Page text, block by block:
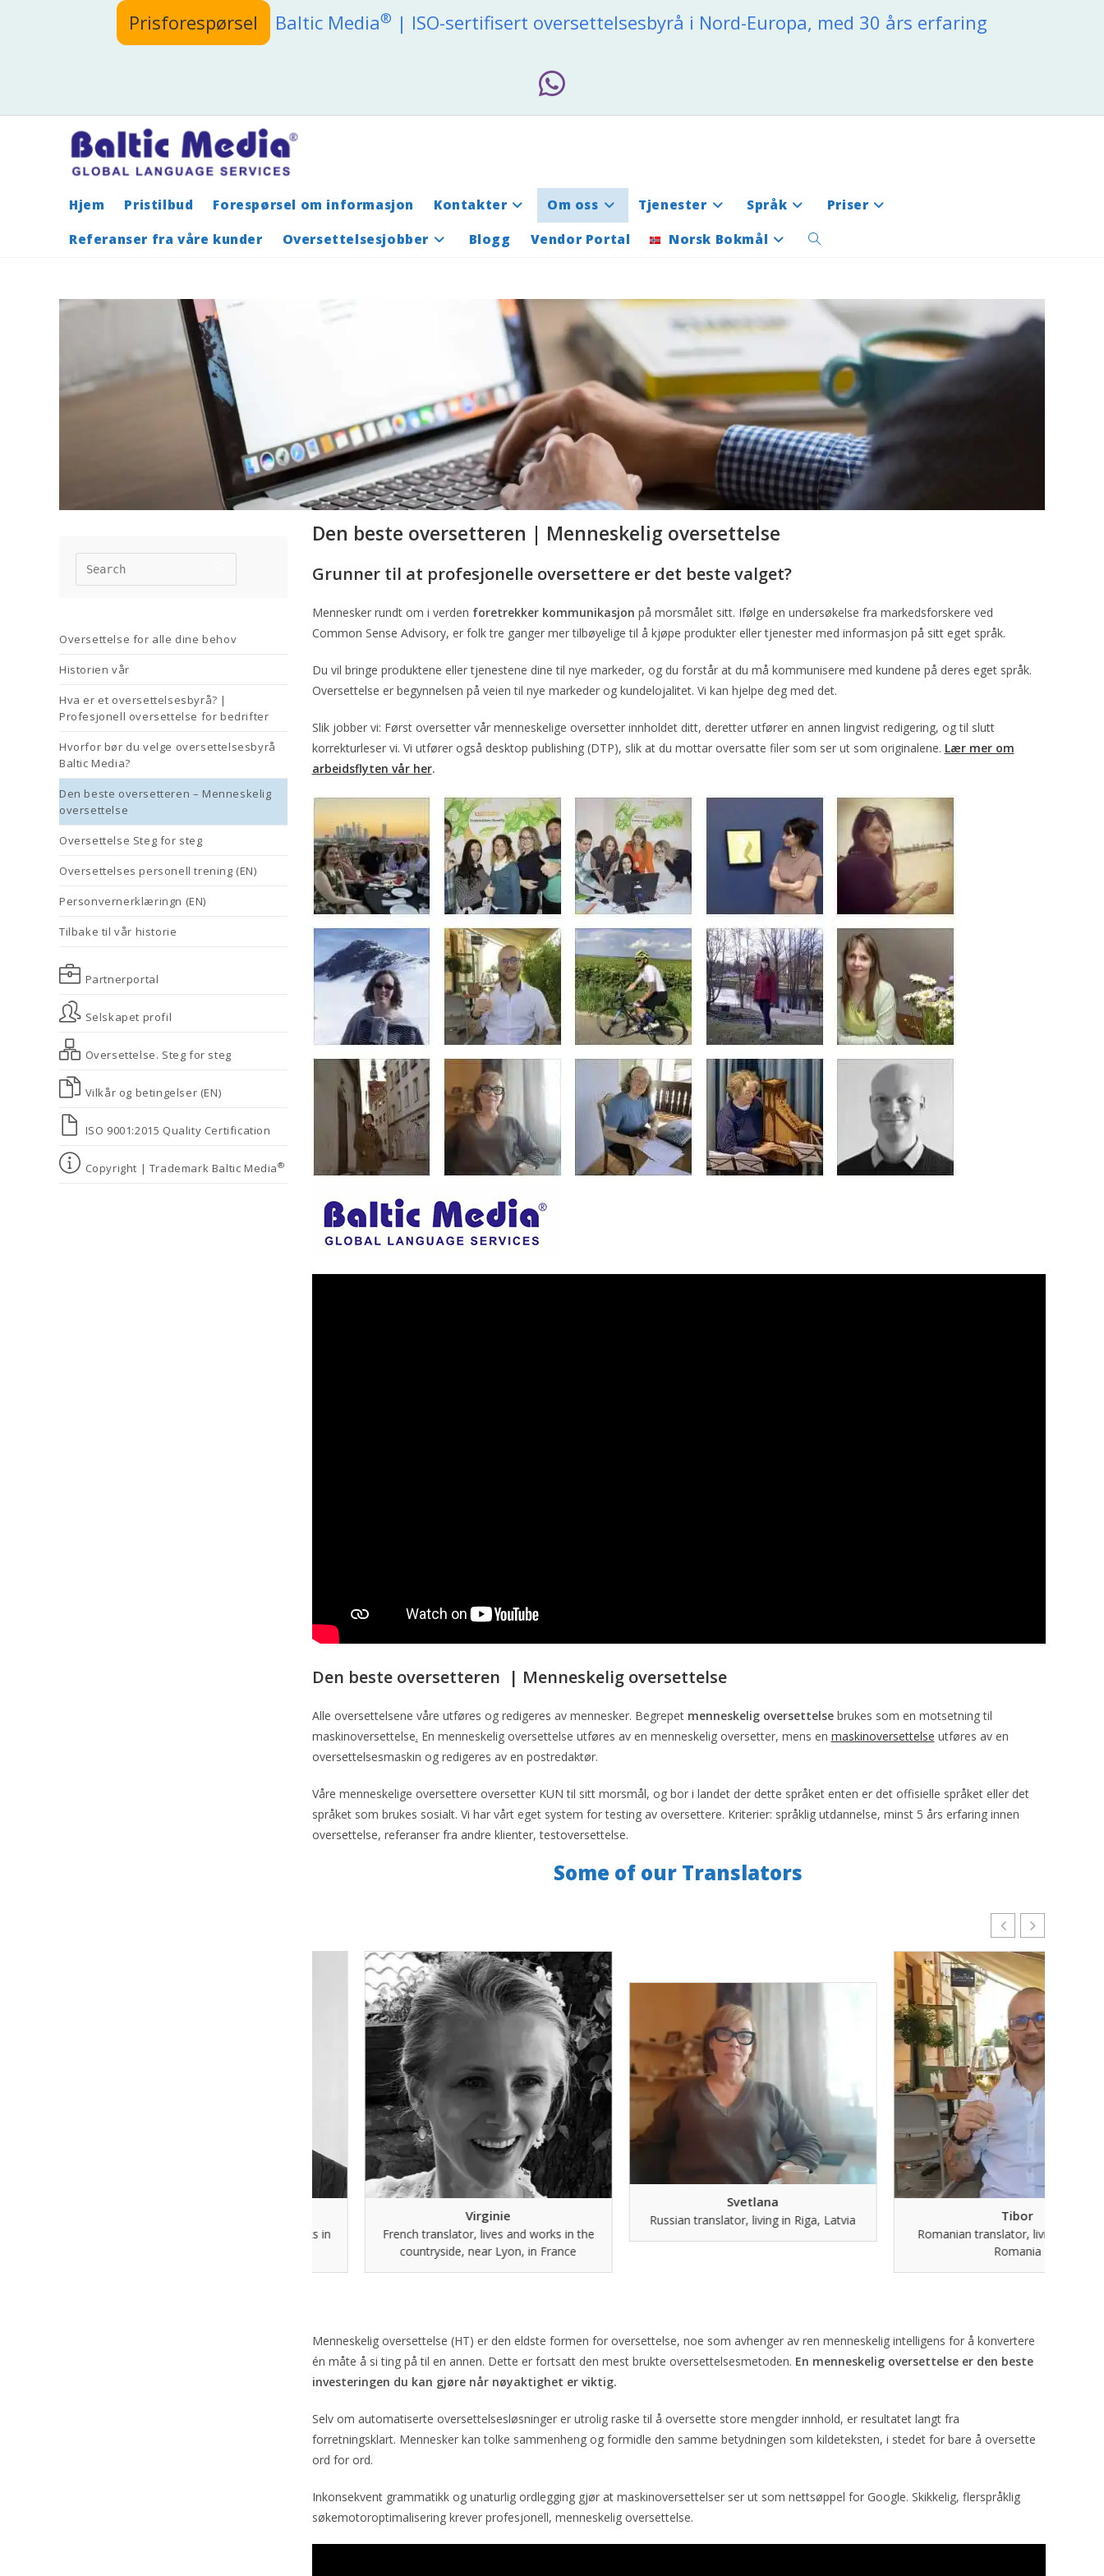
Prisforespørsel Baltic Media® | ISO-sertifisert oversettelsesbyrå i Nord-Europa, med 30 års erfaring
Hjem Pristilbud Forespørsel om informasjon Kontakter Om oss Tjenester Språk
Priser
Referanser fra våre kunder
Oversettelsesjobber Blogg Vendor Portal Norsk Bokmål Toggle
search
Oversettelse for alle dine behov
Historien vår
Hva er et oversettelsesbyrå? |
Profesjonell oversettelse for bedrifter
Hvorfor bør du velge oversettelsesbyrå
Baltic Media?
Den beste oversetteren – Menneskelig
oversettelse
Oversettelse Steg for steg
Oversettelses personell trening (EN)
Personvernerklæringn (EN)
Tilbake til vår historie
Partnerportal
Selskapet profil
Oversettelse. Steg for steg
Vilkår og betingelser (EN)
ISO 9001:2015 Quality Certification
Copyright | Trademark Baltic Media®
Den beste oversetteren | Menneskelig oversettelse
Grunner til at profesjonelle oversettere er det beste valget?
Mennesker rundt om i verden foretrekker kommunikasjon på morsmålet sitt. Ifølge en undersøkelse fra markedsforskere ved
Common Sense Advisory, er folk tre ganger mer tilbøyelige til å kjøpe produkter eller tjenester med informasjon på sitt eget språk.
Du vil bringe produktene eller tjenestene dine til nye markeder, og du forstår at du må kommunisere med kundene på deres eget språk.
Oversettelse er begynnelsen på veien til nye markeder og kundelojalitet. Vi kan hjelpe deg med det.
Slik jobber vi: Først oversetter vår menneskelige oversetter innholdet ditt, deretter utfører en annen lingvist redigering, og til slutt
korrekturleser vi. Vi utfører også desktop publishing (DTP), slik at du mottar oversatte filer som ser ut som originalene. Lær mer om
arbeidsflyten vår her.
Den beste oversetteren | Menneskelig oversettelse
Alle oversettelsene våre utføres og redigeres av mennesker. Begrepet menneskelig oversettelsebrukes som en motsetning til
maskinoversettelse. En menneskelig oversettelse utføres av en menneskelig oversetter, mens en maskinoversettelse utføres av en
oversettelsesmaskin og redigeres av en postredaktør.
Våre menneskelige oversettere oversetter KUN til sitt morsmål, og bor i landet der dette språket enten er det offisielle språket eller det
språket som brukes sosialt. Vi har vårt eget system for testing av oversettere. Kriterier: språklig utdannelse, minst 5 års erfaring innen
oversettelse, referanser fra andre klienter, testoversettelse.
Some of our Translators
French translator, lives and works in the
countryside, near Lyon, in France
Russian translator, living in Riga, Latvia
Romanian translator, living in Oradea,
Menneskelig oversettelse (HT) er den eldste formen for oversettelse, noe som avhenger av ren menneskelig intelligens for å konvertere
én måte å si ting på til en annen. Dette er fortsatt den mest brukte oversettelsesmetoden. En menneskelig oversettelse er den beste
investeringen du kan gjøre når nøyaktighet er viktig.
Selv om automatiserte oversettelsesløsninger er utrolig raske til å oversette store mengder innhold, er resultatet langt fra
forretningsklart. Mennesker kan tolke sammenheng og formidle den samme betydningen som kildeteksten, i stedet for bare å oversette
ord for ord.
Inkonsekvent grammatikk og unaturlig ordlegging gjør at maskinoversettelser ser ut som nettsøppel for Google. Skikkelig, flerspråklig
søkemotoroptimalisering krever profesjonell, menneskelig oversettelse.